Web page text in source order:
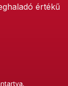
értékű